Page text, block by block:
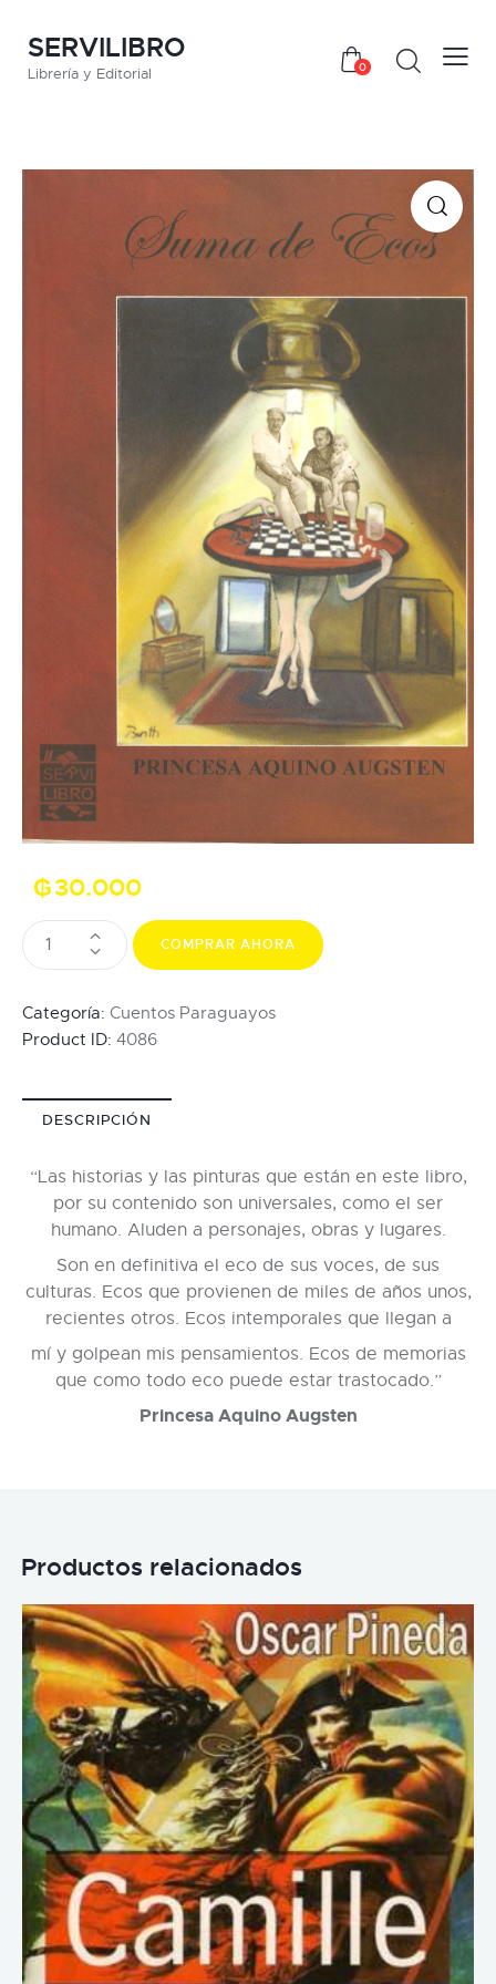
SERVILIBRO
Librería y Editorial 0
₲30.000
COMPRAR AHORA
Categoría: Cuentos Paraguayos
Product ID: 4086
DESCRIPCIÓN
“Las historias y las pinturas que están en este libro,
por su contenido son universales, como el ser
humano. Aluden a personajes, obras y lugares.
Son en definitiva el eco de sus voces, de sus
culturas. Ecos que provienen de miles de años unos,
recientes otros. Ecos intemporales que llegan a
mí y golpean mis pensamientos. Ecos de memorias
que como todo eco puede estar trastocado.”
Princesa Aquino Augsten
Productos relacionados